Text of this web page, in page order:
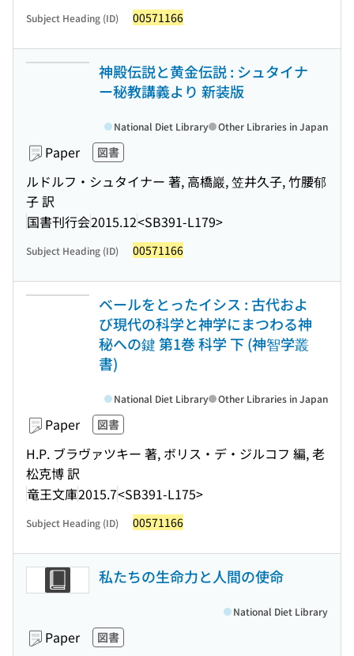
Subject Heading (ID) 00571166
神殿伝説と黄金伝説 : シュタイナ
ー秘教講義より 新装版
Paper 図書
ルドルフ・シュタイナー 著, 高橋巖, 笠井久子, 竹腰郁
子 訳
国書刊行会2015.12<SB391-L179>
National Diet Library Other Libraries in Japan
Subject Heading (ID) 00571166
ベールをとったイシス : 古代およ
び現代の科学と神学にまつわる神
秘への鍵 第1巻 科学 下 (神智学叢
書)
Paper 図書
H.P. ブラヴァツキー 著, ボリス・デ・ジルコフ 編, 老
松克博 訳
竜王文庫2015.7<SB391-L175>
National Diet Library Other Libraries in Japan
Subject Heading (ID) 00571166
私たちの生命力と人間の使命
Paper 図書
National Diet Library